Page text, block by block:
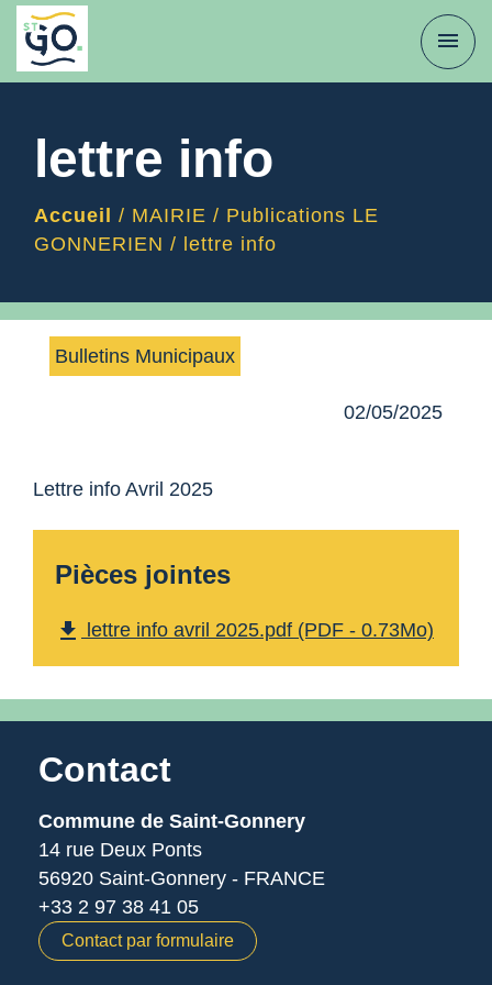
menu
lettre info
Accueil / MAIRIE / Publications LE
GONNERIEN / lettre info
Bulletins Municipaux
02/05/2025
Lettre info Avril 2025
Pièces jointes
file_download lettre info avril 2025.pdf (PDF - 0.73Mo)
Contact
Commune de Saint-Gonnery
14 rue Deux Ponts
56920 Saint-Gonnery - FRANCE
+33 2 97 38 41 05
Contact par formulaire